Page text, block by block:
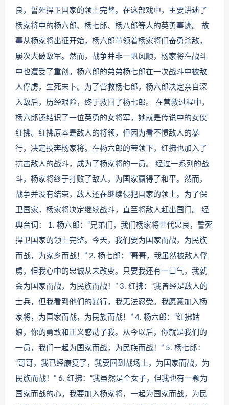
良，誓死捍卫国家的领土完整。在这部戏中，主要讲述了
杨家将中的杨六郎、杨七郎、杨八郎等人的英勇事迹。 故
事从杨家将出征开始，杨六郎带领着杨家将们奋勇杀敌，
屡次大破敌军。然而，战争并非一帆风顺，杨家将在战斗
中也遭受了重创。杨六郎的弟弟杨七郎在一次战斗中被敌
人俘虏，生死未卜。为了营救杨七郎，杨六郎决定亲自深
入敌后，历经艰险，终于救回了杨七郎。 在营救过程中，
杨六郎还结识了一位英勇的女将军，她就是传说中的女侠
红拂。红拂原本是敌人的将领，但因为看不惯敌人的暴
行，决定投奔杨家将。在杨六郎的带领下，红拂也加入了
抗击敌人的战斗，成为了杨家将的一员。 经过一系列的战
斗，杨家将终于打败了敌人，为国家赢得了和平。然而，
战争并没有结束，敌人还在继续侵犯国家的领土。为了保
卫国家，杨家将决定继续战斗，直至将敌人赶出国门。 经
典台词： 1. 杨六郎：“兄弟们，我们杨家将世代忠良，誓死
捍卫国家的领土完整。今天，我们要为国家而战，为民族
而战，为家乡而战！” 2. 杨七郎：“哥哥，我虽然被敌人俘
虏，但我心中的忠诚从未改变。只要我还有一口气，我就
会为国家而战，为民族而战！” 3. 红拂：“我曾经是敌人的
士兵，但我看到他们的暴行，我无法忍受。我愿意加入杨
家将，为国家而战，为民族而战！” 4. 杨六郎：“红拂姑
娘，你的勇敢和正义感动了我。从今以后，你就是我们的
一员，我们一起为国家而战，为民族而战！” 5. 杨七郎：
“哥哥，我已经康复了，我要回到战场上，为国家而战，为
民族而战！” 6. 红拂：“我虽然是个女子，但我也有一颗为
国家而战的心。我要加入杨家将，一起为国家而战，为民